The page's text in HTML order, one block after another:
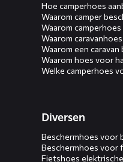
Hoe camperhoes
Waarom camper
Waarom camperhoes
Waarom
Waarom een caravan
Waarom hoes voor
Welke camperhoes
Diversen
Beschermhoes voor
Beschermhoes voor
Fietshoes